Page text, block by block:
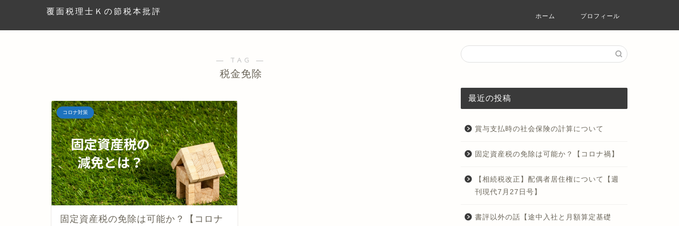
覆面税理士Ｋの節税本批評 ホーム プロフィール
― TAG ―
税金免除
コロナ対策
固定資産税の免除は可能か？【コロナ
最近の投稿
賞与支払時の社会保険の計算について
固定資産税の免除は可能か？【コロナ禍】
【相続税改正】配偶者居住権について【週
刊現代7月27日号】
書評以外の話【途中入社と月額算定基礎